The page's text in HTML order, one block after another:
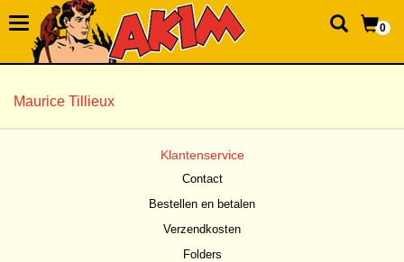
0
Maurice Tillieux
Klantenservice
Contact
Bestellen en betalen
Verzendkosten
Folders